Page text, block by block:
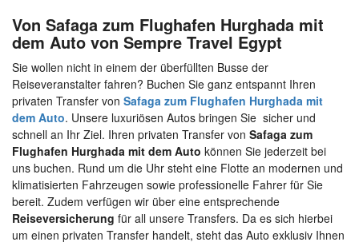
Von Safaga zum Flughafen Hurghada mit
dem Auto von Sempre Travel Egypt
Sie wollen nicht in einem der überfüllten Busse der
Reiseveranstalter fahren? Buchen Sie ganz entspannt Ihren
privaten Transfer von Safaga zum Flughafen Hurghada mit
dem Auto. Unsere luxuriösen Autos bringen Sie sicher und
schnell an Ihr Ziel. Ihren privaten Transfer von Safaga zum
Flughafen Hurghada mit dem Auto können Sie jederzeit bei
uns buchen. Rund um die Uhr steht eine Flotte an modernen und
klimatisierten Fahrzeugen sowie professionelle Fahrer für Sie
bereit. Zudem verfügen wir über eine entsprechende
Reiseversicherung für all unsere Transfers. Da es sich hierbei
um einen privaten Transfer handelt, steht das Auto exklusiv Ihnen